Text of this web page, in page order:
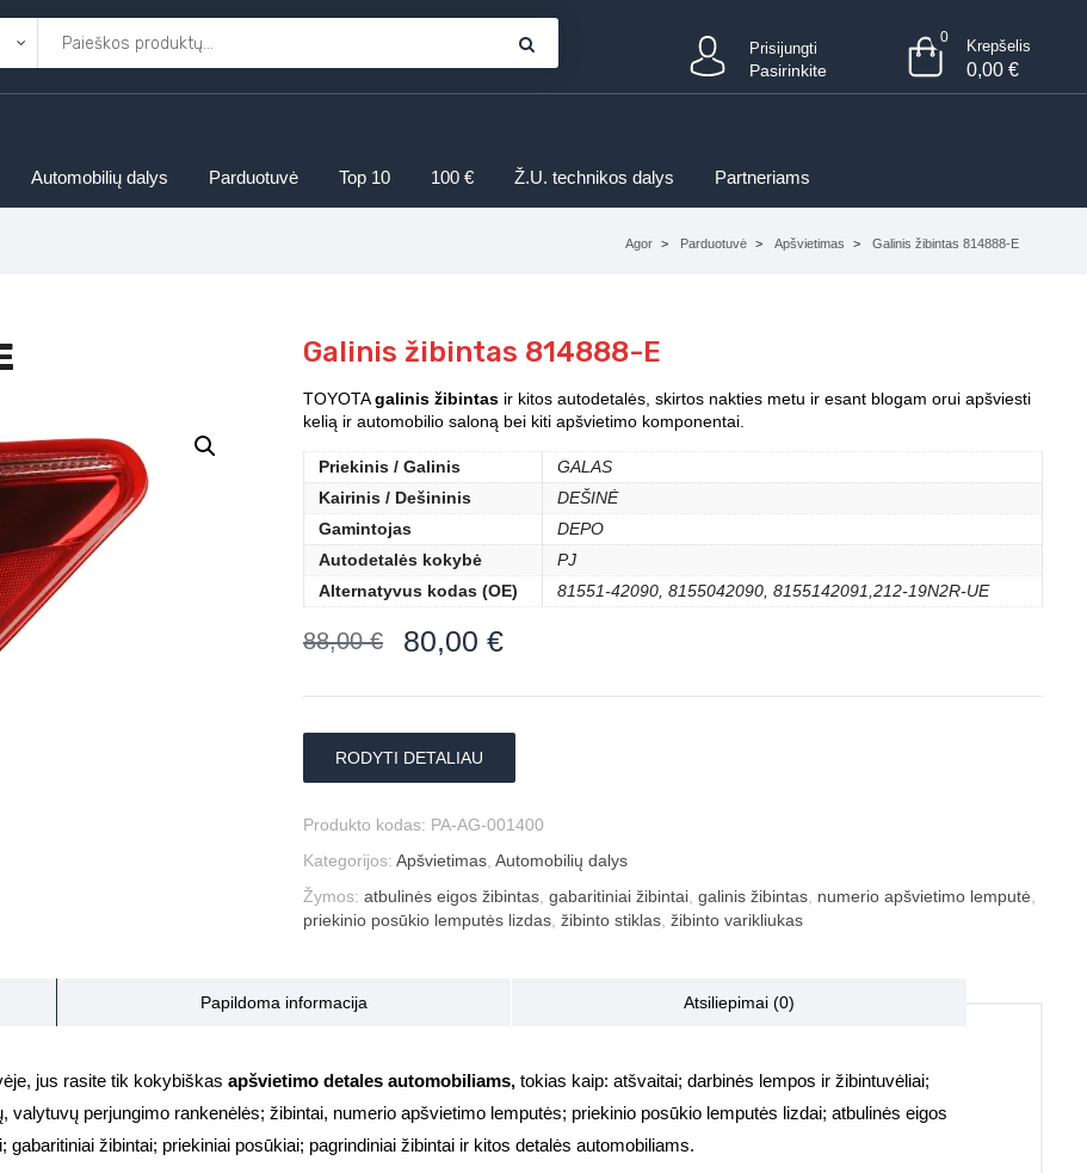
Prisijungti
Pasirinkite
0 Krepšelis
0,00 €
Automobilių dalys Parduotuvė Top 10 100 € Ž.U. technikos dalys Partneriams
Agor Parduotuvė Apšvietimas Galinis žibintas 814888-E
Galinis žibintas 814888-E
TOYOTAgalinis žibintas ir kitos autodetalės, skirtos nakties metu ir esant blogam orui apšviesti
kelią ir automobilio saloną bei kiti apšvietimo komponentai.
Priekinis / Galinis
GALAS
Kairinis / Dešininis
DEŠINĖ
Gamintojas
DEPO
Autodetalės kokybė
PJ
Alternatyvus kodas (OE)
81551-42090, 8155042090, 8155142091,212-19N2R-UE
88,00€ 80,00 €
RODYTI DETALIAU
Produkto kodas: PA-AG-001400
Kategorijos: Apšvietimas Automobilių dalys
Žymos: atbulinės eigos žibintas gabaritiniai žibintai galinis žibintas numerio apšvietimo lemputė
priekinio posūkio lemputės lizdas žibinto stiklas žibinto varikliukas
Papildoma informacija Atsiliepimai (0)
jus rasite tik kokybiškas apšvietimo detales automobiliams, tokias kaip: atšvaitai; darbinės lempos ir žibintuvėliai;
perjungimo rankenėlės; žibintai, numerio apšvietimo lemputės; priekinio posūkio lemputės lizdai; atbulinės eigos
žibintai; priekiniai posūkiai; pagrindiniai žibintai ir kitos detalės automobiliams.